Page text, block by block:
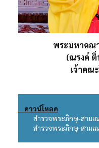
พระมหาคณ
(ณรงค์ ติ่
เจ้าคณ
ดาวน์โหลด
สำรวจพระภิกษุ-สามเณ
สำรวจพระภิกษุ-สามเ